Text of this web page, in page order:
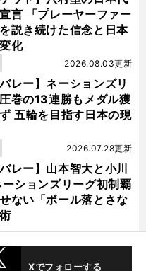
言 「プレーヤーファー
説き続けた信念と日本
化
バレー】ネーションズリ
巻の13連勝もメダル獲
五輪を目指す日本の現
2026.08.03更新
バレー】山本智大と小川
ションズリーグ初制覇
ない「ボール落とさな
2026.07.28更新
Xでフォローする